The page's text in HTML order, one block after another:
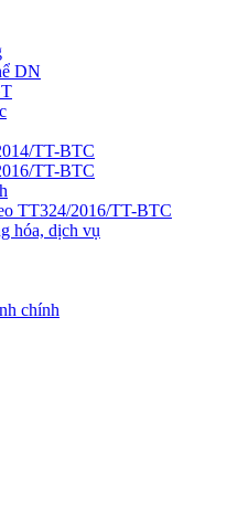
DN
TT-BTC
TT-BTC
TT324/2016/TT-BTC
hóa, dịch vụ
chính